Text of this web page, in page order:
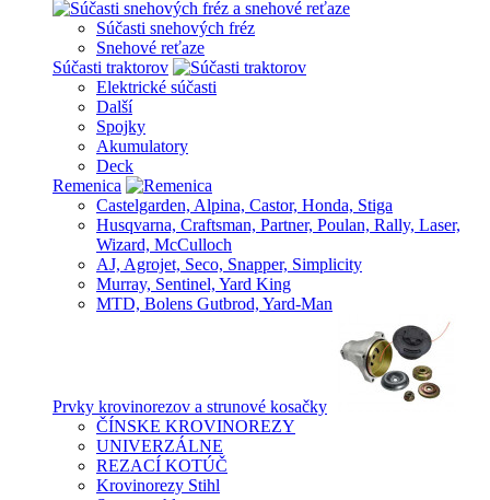
Súčasti snehových fréz
Snehové reťaze
Súčasti traktorov
Elektrické súčasti
Další
Spojky
Akumulatory
Deck
Remenica
Castelgarden, Alpina, Castor, Honda, Stiga
Husqvarna, Craftsman, Partner, Poulan, Rally, Laser,
Wizard, McCulloch
AJ, Agrojet, Seco, Snapper, Simplicity
Murray, Sentinel, Yard King
MTD, Bolens Gutbrod, Yard-Man
Prvky krovinorezov a strunové kosačky
ČÍNSKE KROVINOREZY
UNIVERZÁLNE
REZACÍ KOTÚČ
Krovinorezy Stihl